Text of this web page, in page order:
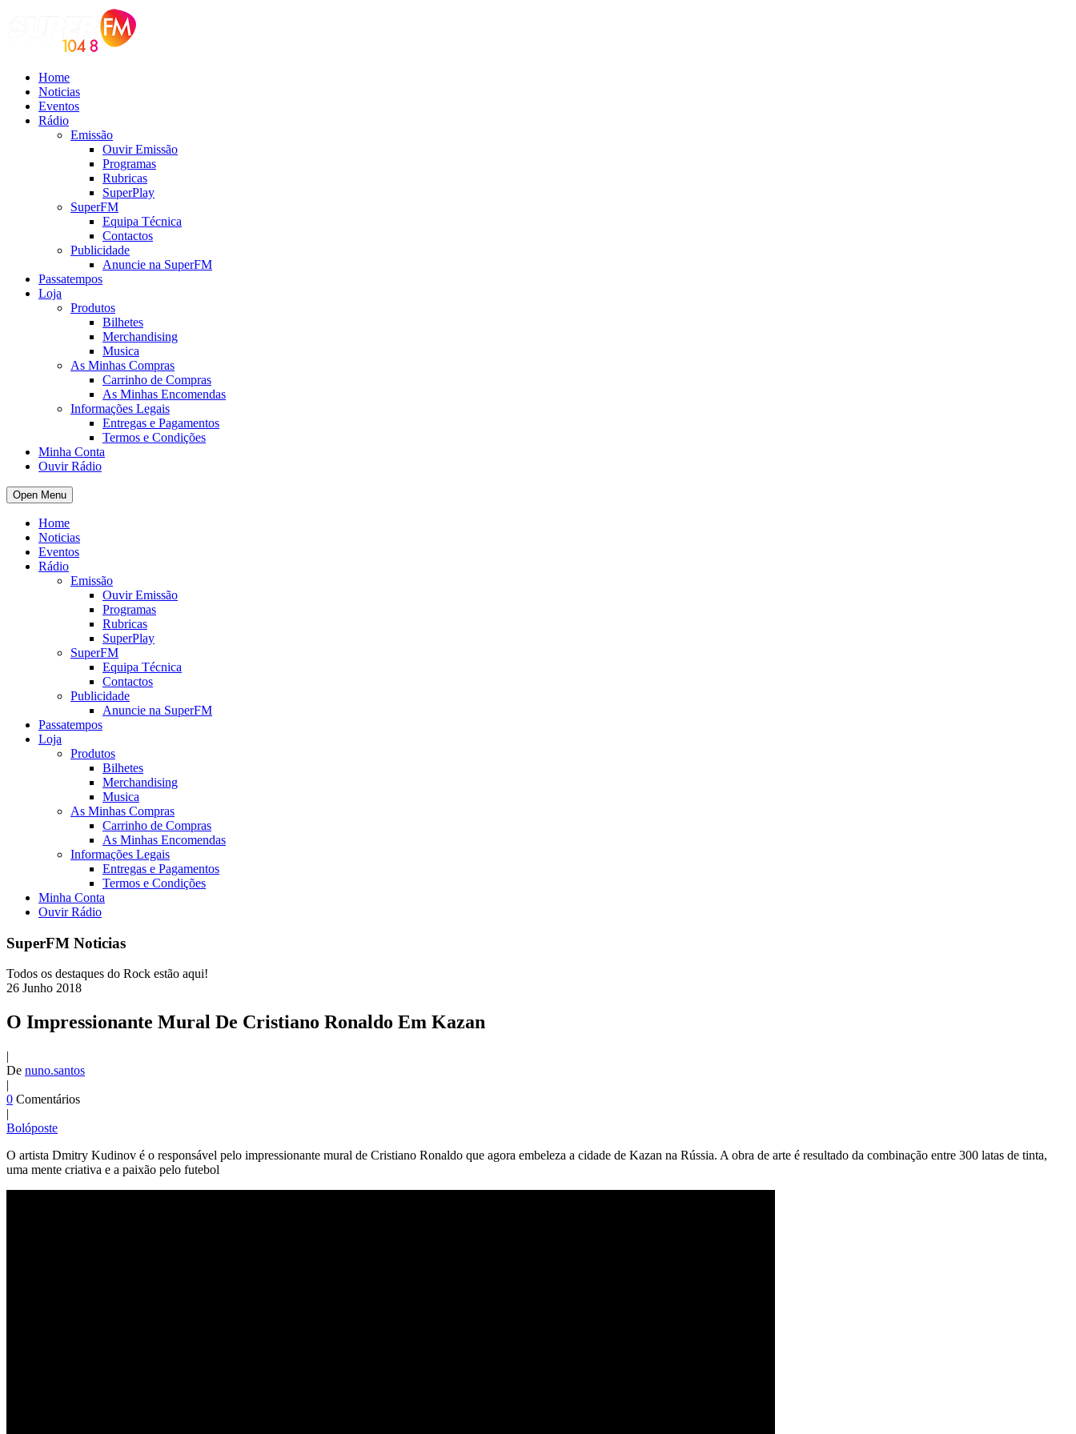
Home
Noticias
Eventos
Rádio
Emissão
Ouvir Emissão
Programas
Rubricas
SuperPlay
SuperFM
Equipa Técnica
Contactos
Publicidade
Anuncie na SuperFM
Passatempos
Loja
Produtos
Bilhetes
Merchandising
Musica
As Minhas Compras
Carrinho de Compras
As Minhas Encomendas
Informações Legais
Entregas e Pagamentos
Termos e Condições
Minha Conta
Ouvir Rádio
Open Menu
Home
Noticias
Eventos
Rádio
Emissão
Ouvir Emissão
Programas
Rubricas
SuperPlay
SuperFM
Equipa Técnica
Contactos
Publicidade
Anuncie na SuperFM
Passatempos
Loja
Produtos
Bilhetes
Merchandising
Musica
As Minhas Compras
Carrinho de Compras
As Minhas Encomendas
Informações Legais
Entregas e Pagamentos
Termos e Condições
Minha Conta
Ouvir Rádio
SuperFM Noticias
Todos os destaques do Rock estão aqui!
26 Junho 2018
O Impressionante Mural De Cristiano Ronaldo Em Kazan
|
De nuno.santos
|
0 Comentários
|
Bolóposte
O artista Dmitry Kudinov é o responsável pelo impressionante mural de Cristiano Ronaldo que agora embeleza a cidade de Kazan na Rússia. A obra de arte é resultado da combinação entre 300 latas de tinta,
uma mente criativa e a paixão pelo futebol